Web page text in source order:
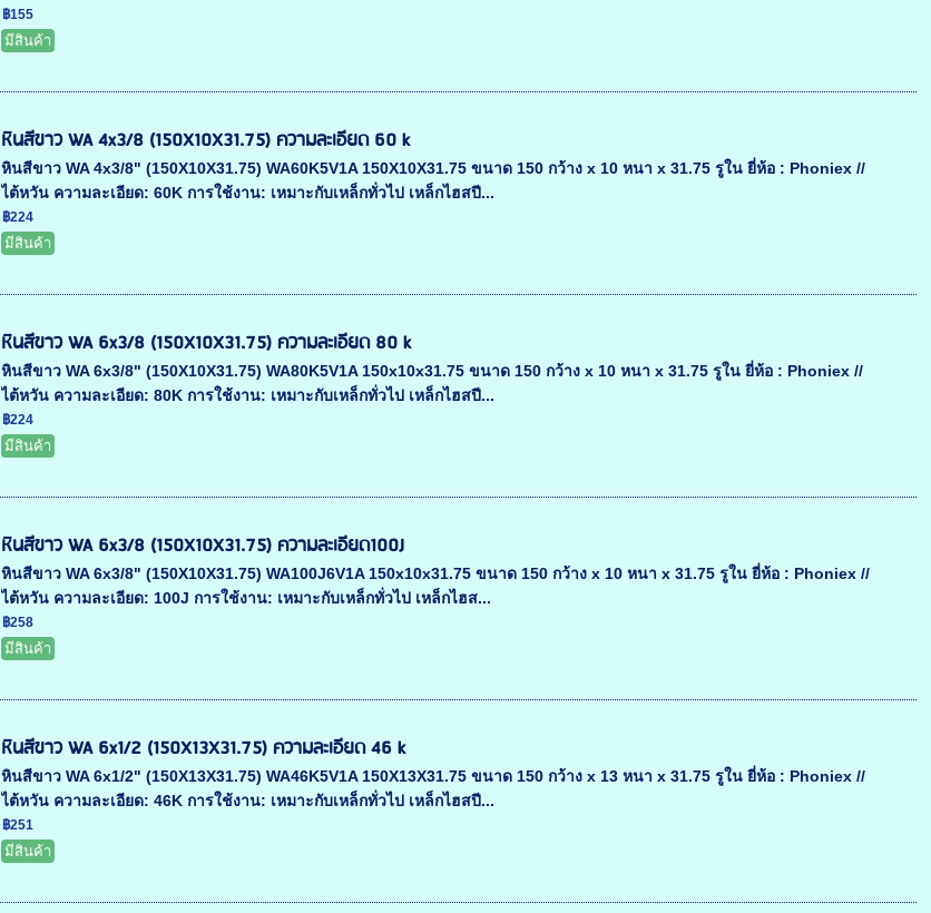
฿155
มีสินค้า
หินสีขาว WA 4x3/8 (150X10X31.75) ความละเอียด 60 k
หินสีขาว WA 4x3/8" (150X10X31.75) WA60K5V1A 150X10X31.75 ขนาด 150 กว้าง x 10 หนา x 31.75 รูใน ยี่ห้อ : Phoniex //
ไต้หวัน ความละเอียด: 60K การใช้งาน: เหมาะกับเหล็กทั่วไป เหล็กไฮสปี...
฿224
มีสินค้า
หินสีขาว WA 6x3/8 (150X10X31.75) ความละเอียด 80 k
หินสีขาว WA 6x3/8" (150X10X31.75) WA80K5V1A 150x10x31.75 ขนาด 150 กว้าง x 10 หนา x 31.75 รูใน ยี่ห้อ : Phoniex //
ไต้หวัน ความละเอียด: 80K การใช้งาน: เหมาะกับเหล็กทั่วไป เหล็กไฮสปี...
฿224
มีสินค้า
หินสีขาว WA 6x3/8 (150X10X31.75) ความละเอียด100J
หินสีขาว WA 6x3/8" (150X10X31.75) WA100J6V1A 150x10x31.75 ขนาด 150 กว้าง x 10 หนา x 31.75 รูใน ยี่ห้อ : Phoniex //
ไต้หวัน ความละเอียด: 100J การใช้งาน: เหมาะกับเหล็กทั่วไป เหล็กไฮส...
฿258
มีสินค้า
หินสีขาว WA 6x1/2 (150X13X31.75) ความละเอียด 46 k
หินสีขาว WA 6x1/2" (150X13X31.75) WA46K5V1A 150X13X31.75 ขนาด 150 กว้าง x 13 หนา x 31.75 รูใน ยี่ห้อ : Phoniex //
ไต้หวัน ความละเอียด: 46K การใช้งาน: เหมาะกับเหล็กทั่วไป เหล็กไฮสปี...
฿251
มีสินค้า